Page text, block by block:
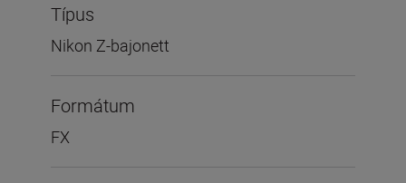
Típus
Nikon Z-bajonett
Formátum
FX